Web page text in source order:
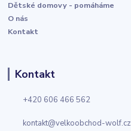
Dětské domovy - pomáháme
O nás
Kontakt
Kontakt
+420 606 466 562
kontakt@velkoobchod-wolf.cz